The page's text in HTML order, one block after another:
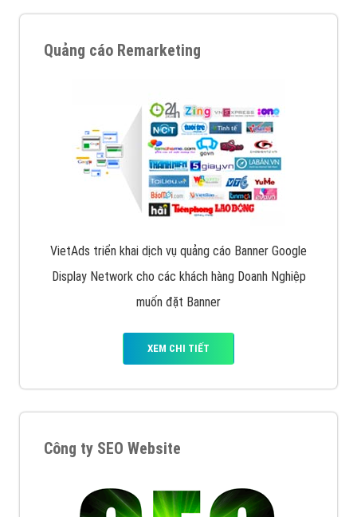
Quảng cáo Remarketing
VietAds triển khai dịch vụ quảng cáo Banner Google
Display Network cho các khách hàng Doanh Nghiệp
muốn đặt Banner
XEM CHI TIẾT
Công ty SEO Website